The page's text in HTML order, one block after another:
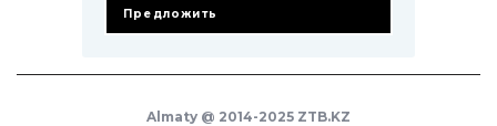
Предложить
Almaty @ 2014-2025 ZTB.KZ